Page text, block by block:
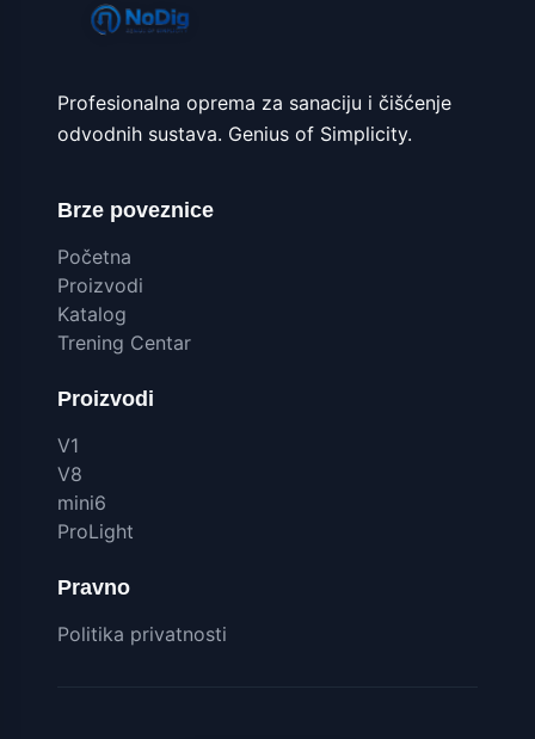
Profesionalna oprema za sanaciju i čišćenje
odvodnih sustava. Genius of Simplicity.
Brze poveznice
Početna
Proizvodi
Katalog
Trening Centar
Proizvodi
V1
V8
mini6
ProLight
Pravno
Politika privatnosti